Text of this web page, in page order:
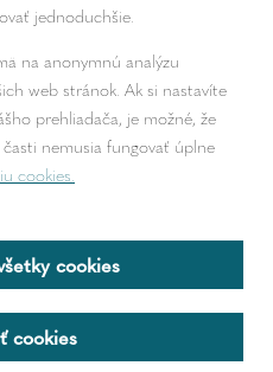
jednoduchšie.
na anonymnú analýzu
web stránok. Ak si nastavíte
prehliadača, je možné, že
nemusia fungovať úplne
cookies.